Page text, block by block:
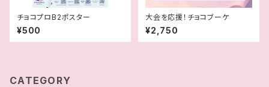
チョコプロB2ポスター
¥500
大会を応援！チョコブーケ
¥2,750
CATEGORY